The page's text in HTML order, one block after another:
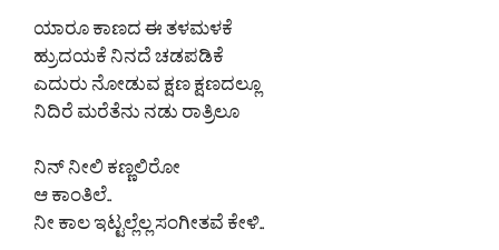
ಯಾರೂ ಕಾಣದ ಈ ತಳಮಳಕೆ
ಹ್ರುದಯಕೆ ನಿನದೆ ಚಡಪಡಿಕೆ
ಎದುರು ನೋಡುವ ಕ್ಷಣ ಕ್ಷಣದಲ್ಲೂ
ನಿದಿರೆ ಮರೆತೆನು ನಡು ರಾತ್ರಿಲೂ
ನಿನ್ ನೀಲಿ ಕಣ್ಣಲಿರೋ
ಆ ಕಾಂತಿಲೆ..
ನೀ ಕಾಲ ಇಟ್ಟಲ್ಲೆಲ್ಲ ಸಂಗೀತವೆ ಕೇಳಿ..